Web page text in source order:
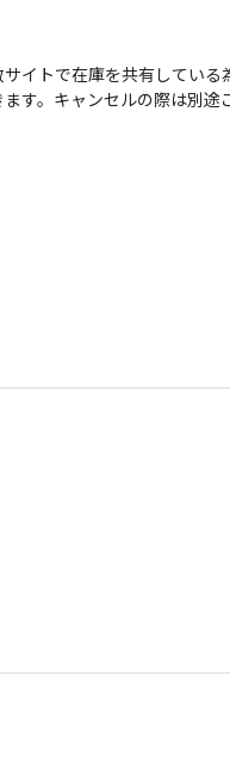
イトで在庫を共有している
す。キャンセルの際は別途